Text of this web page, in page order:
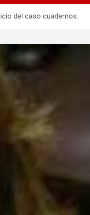
del caso cuadernos.